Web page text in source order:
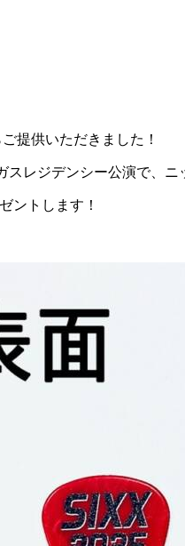
提供いただきました！
スレジデンシー公演で、
ントします！